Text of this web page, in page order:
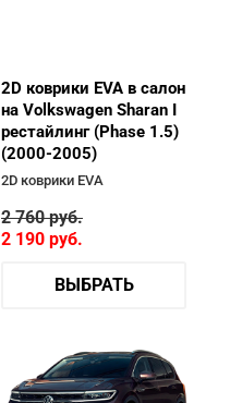
2D коврики EVA в салон
на Volkswagen Sharan I
рестайлинг (Phase 1.5)
(2000-2005)
2D коврики EVA
2 760руб.
2 190 руб.
ВЫБРАТЬ